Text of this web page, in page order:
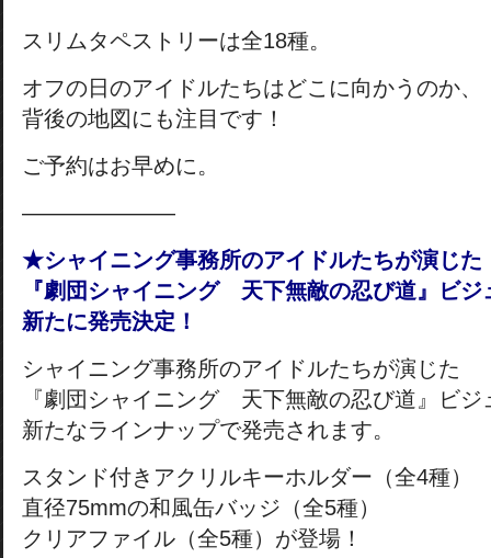
スリムタペストリーは全18種。
オフの日のアイドルたちはどこに向かうのか、
背後の地図にも注目です！
ご予約はお早めに。
————―——
★シャイニング事務所のアイドルたちが演じた
『劇団シャイニング 天下無敵の忍び道』ビジ
新たに発売決定！
シャイニング事務所のアイドルたちが演じた
『劇団シャイニング 天下無敵の忍び道』ビジ
新たなラインナップで発売されます。
スタンド付きアクリルキーホルダー（全4種）
直径75mmの和風缶バッジ（全5種）
クリアファイル（全5種）が登場！